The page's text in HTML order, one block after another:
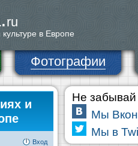
ru
в Европе
Фотографии
и
Вход
Не забывай
Мы
Мы в